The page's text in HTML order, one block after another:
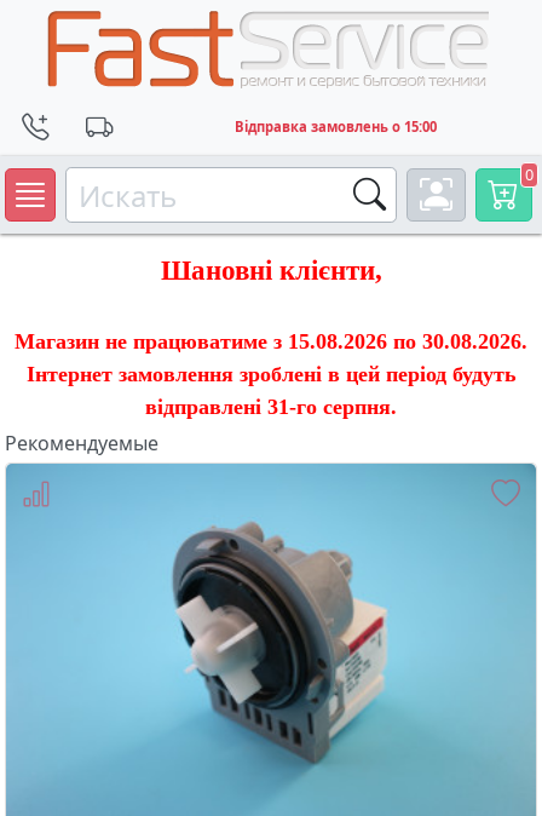
Відправка замовлень о 15:00
0
Шановні клієнти,
Магазин не працюватиме з 15.08.2026 по 30.08.2026.
Інтернет замовлення зроблені в цей період будуть
відправлені 31-го серпня.
Рекомендуемые